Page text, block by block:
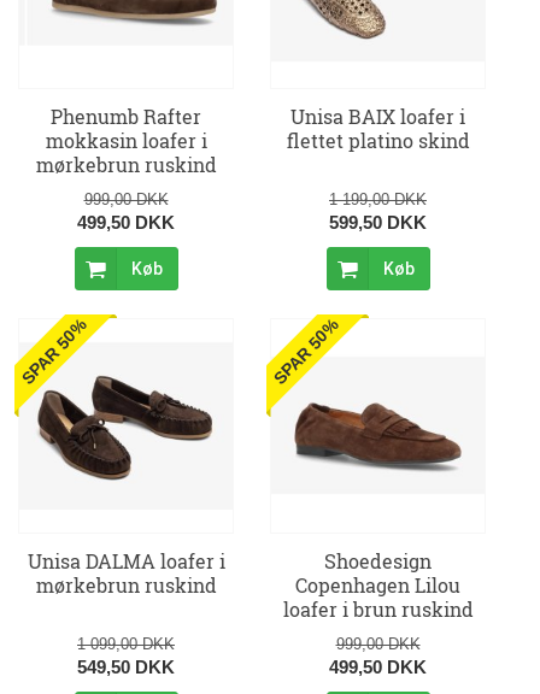
Phenumb Rafter
mokkasin loafer i
mørkebrun ruskind
999,00 DKK
499,50 DKK
Køb
Unisa BAIX loafer i
flettet platino skind
1 199,00 DKK
599,50 DKK
Køb
SPAR 50%
Unisa DALMA loafer i
mørkebrun ruskind
1 099,00 DKK
549,50 DKK
SPAR 50%
Shoedesign
Copenhagen Lilou
loafer i brun ruskind
999,00 DKK
499,50 DKK